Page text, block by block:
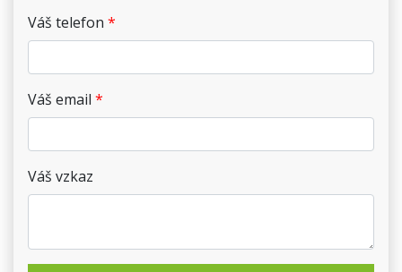
Váš telefon
Váš email
Váš vzkaz